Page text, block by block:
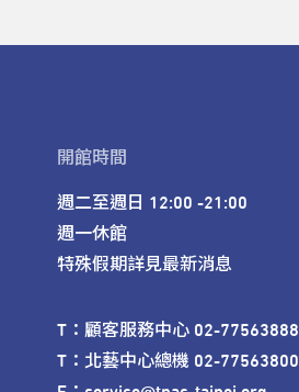
開館時間
週二至週日 12:00 -21:00
週一休館
特殊假期詳見最新消息
T：顧客服務中心 02-77563888
T：北藝中心總機 02-77563800